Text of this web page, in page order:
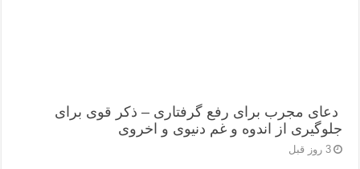
دعای مجرب برای رفع گرفتاری – ذکر قوی برای
جلوگیری از اندوه و غم دنیوی و اخروی
3 روز قبل